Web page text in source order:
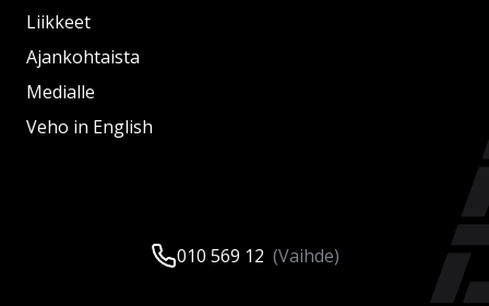
Liikkeet
Ajankohtaista
Medialle
Veho in English
010 569 12 (Vaihde)